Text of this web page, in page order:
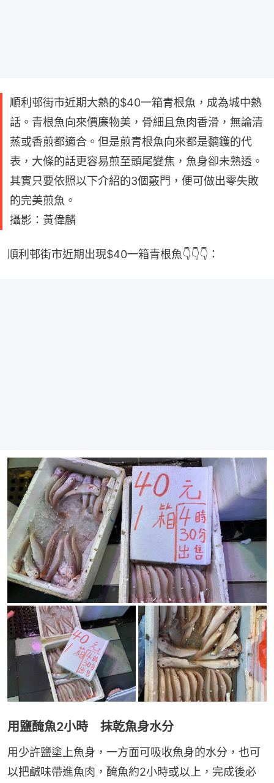
順利邨街市近期大熱的$40一箱青根魚，成為城中熱
話。青根魚向來價廉物美，骨細且魚肉香滑，無論清
蒸或香煎都適合。但是煎青根魚向來都是黐鑊的代
表，大條的話更容易煎至頭尾變焦，魚身卻未熟透。
其實只要依照以下介紹的3個竅門，便可做出零失敗
的完美煎魚。
攝影：黃偉麟
順利邨街市近期出現$40一箱青根魚👇👇👇：
用鹽醃魚2小時 抹乾魚身水分
用少許鹽塗上魚身，一方面可吸收魚身的水分，也可
以把鹹味帶進魚肉，醃魚約2小時或以上，完成後必